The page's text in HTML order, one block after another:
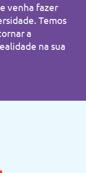
venha fazer
Temos
a
na sua